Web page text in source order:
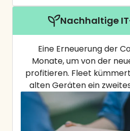
Nachhaltige
Eine Erneuerung der
Monate, um von der
profitieren. Fleet
alten Geräten ein